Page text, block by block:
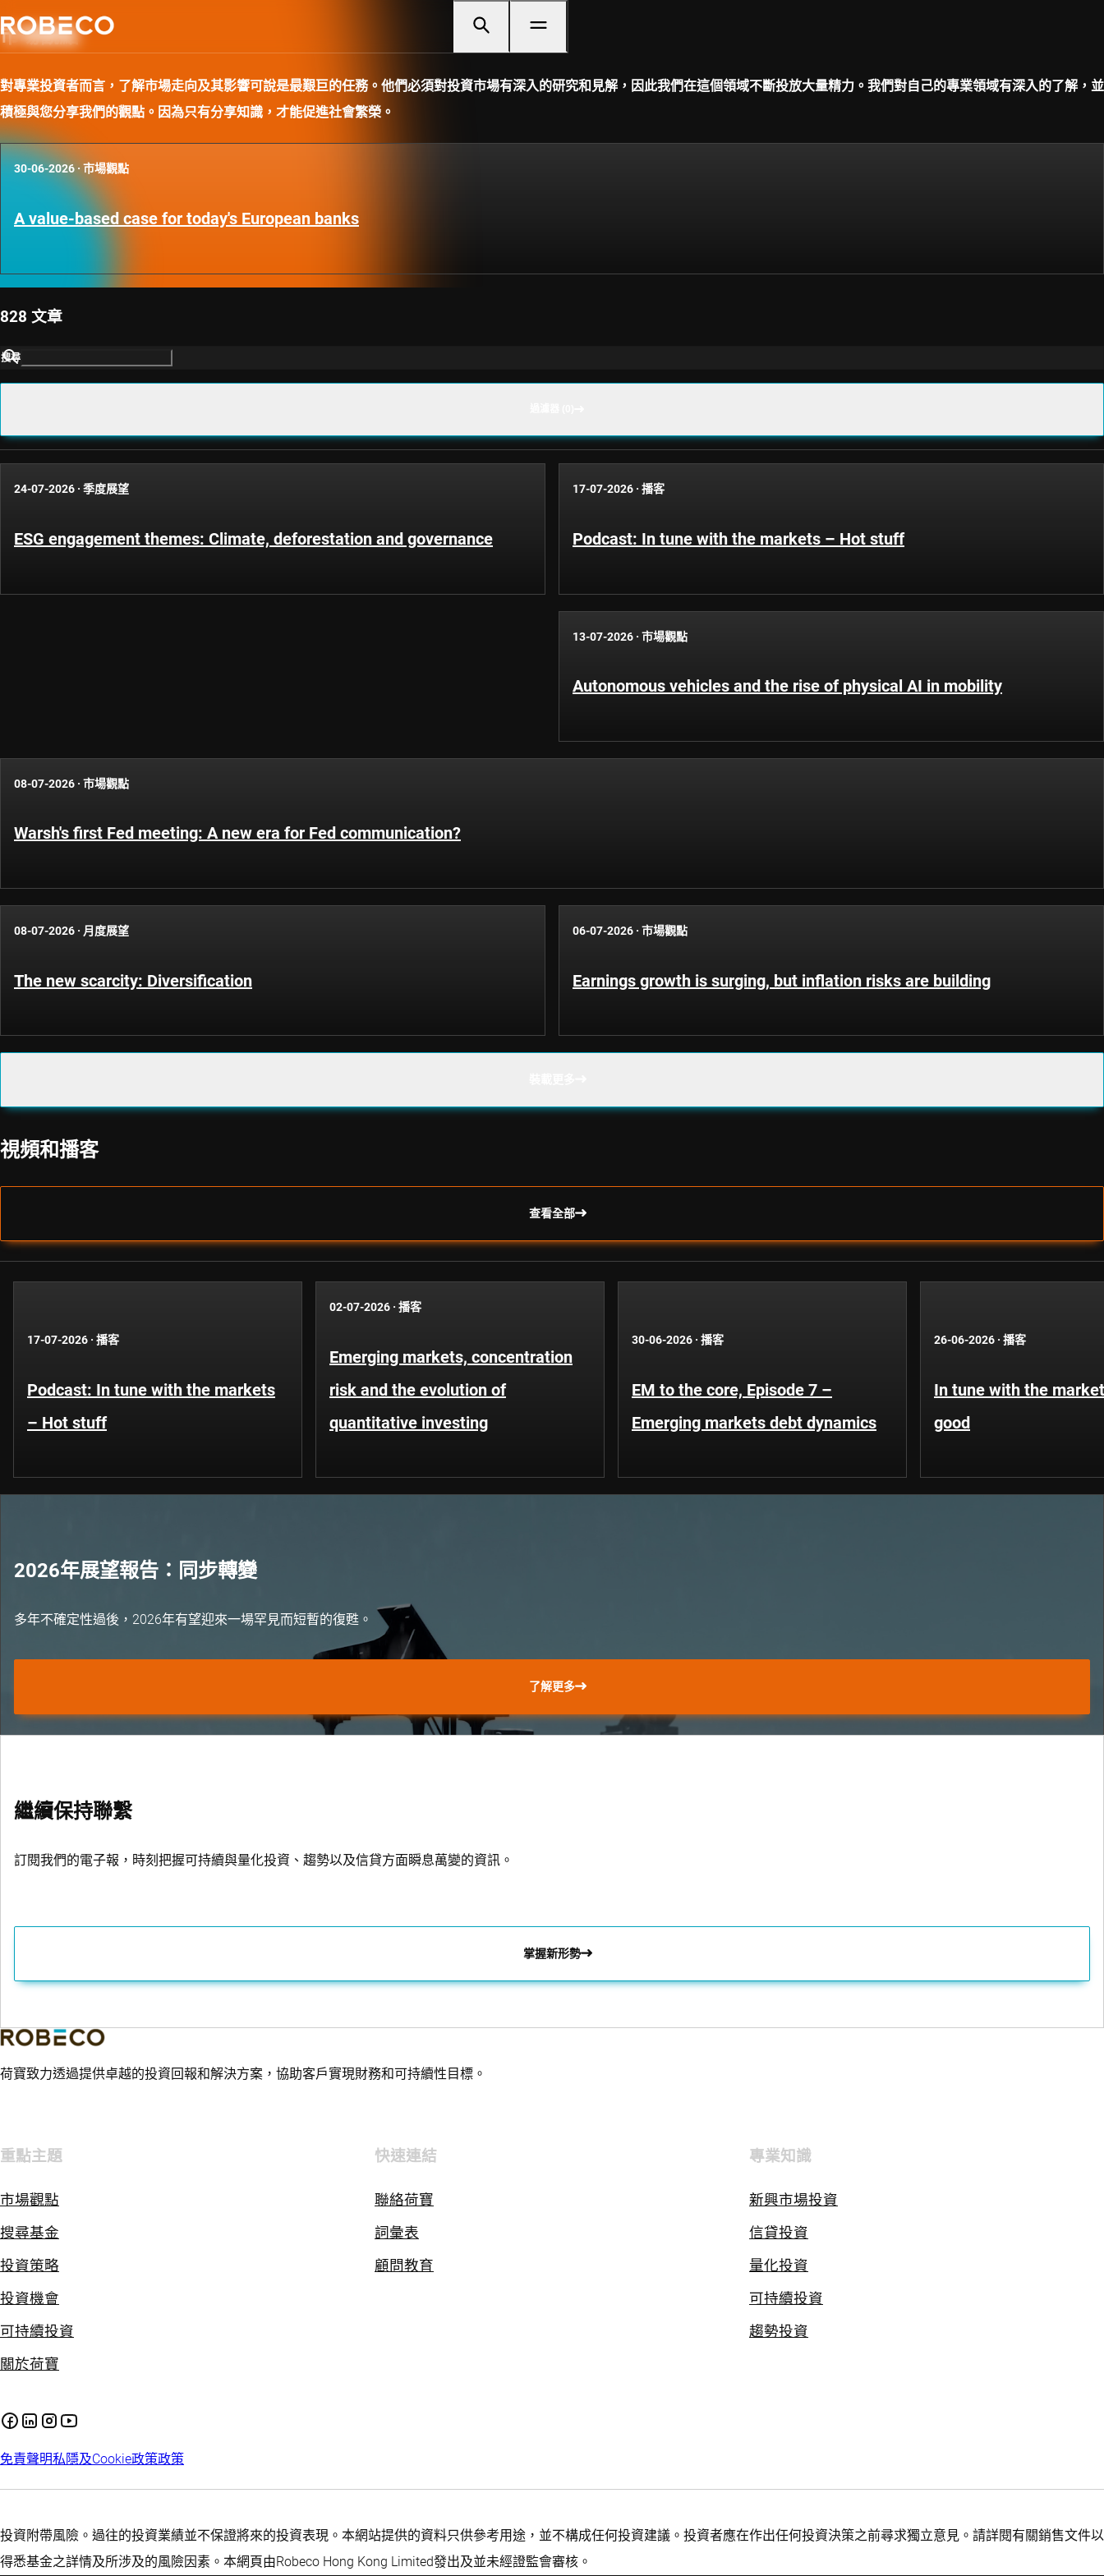
市場觀點
對專業投資者而言，了解市場走向及其影響可說是最艱巨的任務。他們必須對投資市場有深入的研究和見解，因此我們在這個領域不斷投放大量精力。我們對自己的專業領域有深入的了解，並
積極與您分享我們的觀點。因為只有分享知識，才能促進社會繁榮。
30-06-2026·市場觀點
A value-based case for today's European banks
828 文章
搜尋
24-07-2026 · 季度展望
ESG engagement themes: Climate, deforestation and governance
17-07-2026 · 播客
Podcast: In tune with the markets – Hot stuff
13-07-2026 · 市場觀點
Autonomous vehicles and the rise of physical AI in mobility
08-07-2026 · 市場觀點
Warsh's first Fed meeting: A new era for Fed communication?
08-07-2026 · 月度展望
The new scarcity: Diversification
06-07-2026 · 市場觀點
Earnings growth is surging, but inflation risks are building
視頻和播客
查看全部
17-07-2026 · 播客
Podcast: In tune with the markets
– Hot stuff
02-07-2026 · 播客
Emerging markets, concentration
risk and the evolution of
quantitative investing
30-06-2026 · 播客
EM to the core, Episode 7 –
Emerging markets debt dynamics
26-06-2026 · 播客
In tune with the
good
2026年展望報告：同步轉變
多年不確定性過後，2026年有望迎來一場罕見而短暫的復甦。
了解更多
繼續保持聯繫
訂閱我們的電子報，時刻把握可持續與量化投資、趨勢以及信貸方面瞬息萬變的資訊。
掌握新形勢
荷寶致力透過提供卓越的投資回報和解決方案，協助客戶實現財務和可持續性目標。
重點主題
市場觀點
搜尋基金
投資策略
投資機會
可持續投資
關於荷寶
快速連結
聯絡荷寶
詞彙表
顧問教育
專業知識
新興市場投資
信貸投資
量化投資
可持續投資
趨勢投資
免責聲明私隱及Cookie政策政策
投資附帶風險。過往的投資業績並不保證將來的投資表現。本網站提供的資料只供參考用途，並不構成任何投資建議。投資者應在作出任何投資決策之前尋求獨立意見。請詳閱有關銷售文件以
得悉基金之詳情及所涉及的風險因素。本網頁由Robeco Hong Kong Limited發出及並未經證監會審核。